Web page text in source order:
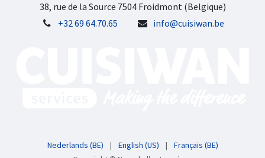
38, rue de la Source 7504 Froidmont (Belgique)
+32 69 64.70.65
info@cuisiwan.be
Nederlands (BE) | English (US) | Français (BE)